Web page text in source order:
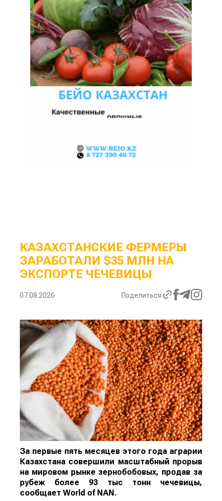
КАЗАХСТАНСКИЕ ФЕРМЕРЫ
ЗАРАБОТАЛИ $35 МЛН НА
ЭКСПОРТЕ ЧЕЧЕВИЦЫ
07.08.2026 Поделиться
За первые пять месяцев этого года аграрии
Казахстана совершили масштабный прорыв
на мировом рынке зернобобовых, продав за
рубеж более 93 тыс тонн чечевицы,
сообщает World of NAN .